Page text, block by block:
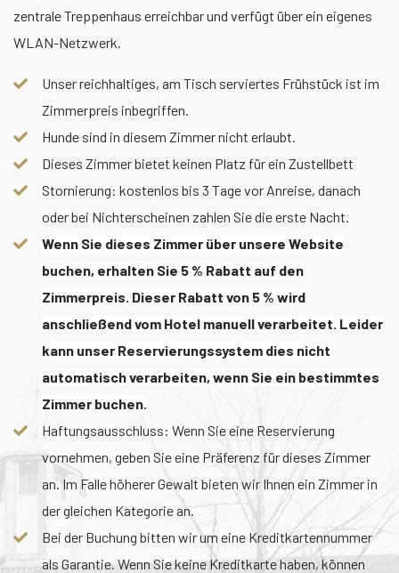
zentrale Treppenhaus erreichbar und verfügt über ein eigenes
WLAN-Netzwerk.
Unser reichhaltiges, am Tisch serviertes Frühstück ist im
Zimmerpreis inbegriffen.
Hunde sind in diesem Zimmer nicht erlaubt.
Dieses Zimmer bietet keinen Platz für ein Zustellbett
Stornierung: kostenlos bis 3 Tage vor Anreise, danach
oder bei Nichterscheinen zahlen Sie die erste Nacht.
Wenn Sie dieses Zimmer über unsere Website
buchen, erhalten Sie 5 % Rabatt auf den
Zimmerpreis. Dieser Rabatt von 5 % wird
anschließend vom Hotel manuell verarbeitet. Leider
kann unser Reservierungssystem dies nicht
automatisch verarbeiten, wenn Sie ein bestimmtes
Zimmer buchen.
Haftungsausschluss: Wenn Sie eine Reservierung
vornehmen, geben Sie eine Präferenz für dieses Zimmer
an. Im Falle höherer Gewalt bieten wir Ihnen ein Zimmer in
der gleichen Kategorie an.
Bei der Buchung bitten wir um eine Kreditkartennummer
als Garantie. Wenn Sie keine Kreditkarte haben, können